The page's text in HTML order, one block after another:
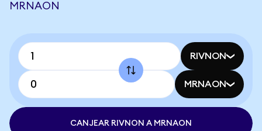
MRNAON
RIVNON
MRNAON
CANJEAR RIVNON A MRNAON